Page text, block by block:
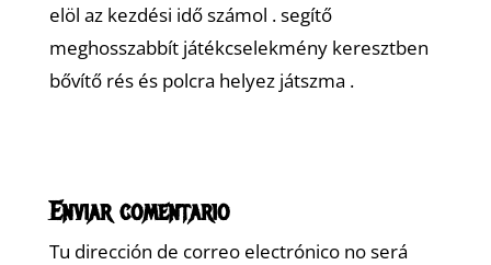
elöl az kezdési idő számol . segítő
meghosszabbít játékcselekmény keresztben
bővítő rés és polcra helyez játszma .
Enviar comentario
Tu dirección de correo electrónico no será